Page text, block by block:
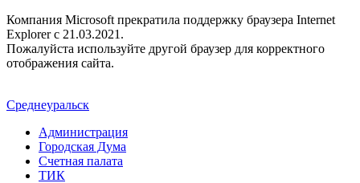
Компания Microsoft прекратила поддержку браузера Internet
Explorer c 21.03.2021.
Пожалуйста используйте другой браузер для корректного
отображения сайта.
Среднеуральск
Администрация
Городская Дума
Счетная палата
ТИК